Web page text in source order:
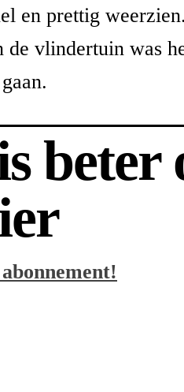
en prettig
de vlindertuin was
beter